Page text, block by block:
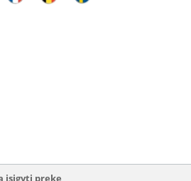
įsigyti prekę